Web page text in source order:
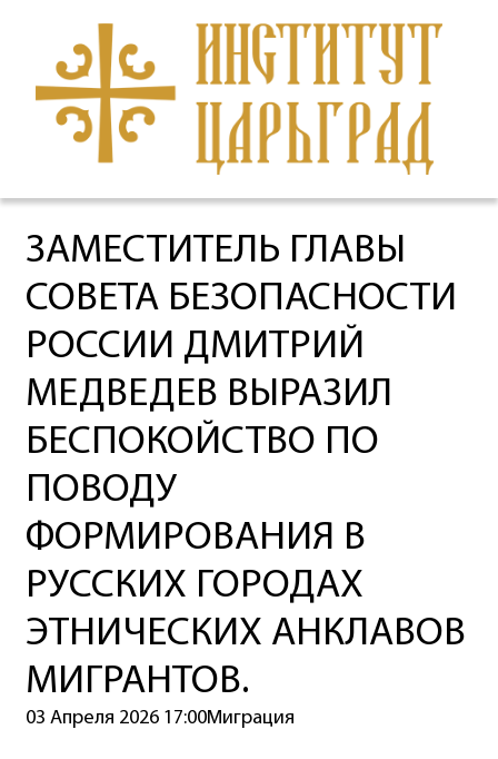
ЗАМЕСТИТЕЛЬ ГЛАВЫ
СОВЕТА БЕЗОПАСНОСТИ
РОССИИ ДМИТРИЙ
МЕДВЕДЕВ ВЫРАЗИЛ
БЕСПОКОЙСТВО ПО
ПОВОДУ
ФОРМИРОВАНИЯ В
РУССКИХ ГОРОДАХ
ЭТНИЧЕСКИХ АНКЛАВОВ
МИГРАНТОВ.
03 Апреля 2026 17:00Миграция